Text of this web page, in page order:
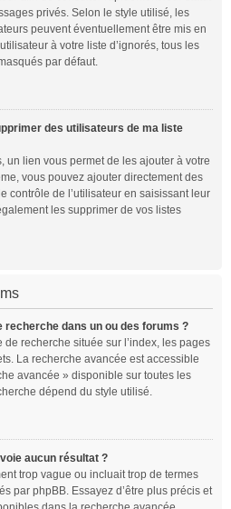
privés. Selon le style utilisé, les
peuvent éventuellement être mis en
à votre liste d’ignorés, tous les
par défaut.
des utilisateurs de ma liste
un lien vous permet de les ajouter à votre
vous pouvez ajouter directement des
contrôle de l’utilisateur en saisissant leur
les supprimer de vos listes
dans un ou des forums ?
recherche située sur l’index, les pages
La recherche avancée est accessible
avancée » disponible sur toutes les
dépend du style utilisé.
aucun résultat ?
trop vague ou incluait trop de termes
par phpBB. Essayez d’être plus précis et